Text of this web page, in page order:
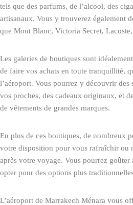
tels que des parfums, de l’alcool, des
artisanaux. Vous y trouverez également
que Mont Blanc, Victoria Secret,
Les galeries de boutiques sont
de faire vos achats en toute tranquillité,
l’aéroport. Vous pourrez y découvrir
vos proches, des cadeaux originaux, et
de vêtements de grandes marques.
En plus de ces boutiques, de nombreux
votre disposition pour vous rafraîchir ou
après votre voyage. Vous pourrez goûter
opter pour des options plus
L’aéroport de Marrakech Ménara vous